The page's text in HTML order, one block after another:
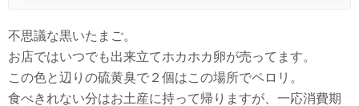
不思議な黒いたまご。
お店ではいつでも出来立てホカホカ卵が売ってます。
この色と辺りの硫黄臭で２個はこの場所でペロリ。
食べきれない分はお土産に持って帰りますが、一応消費期